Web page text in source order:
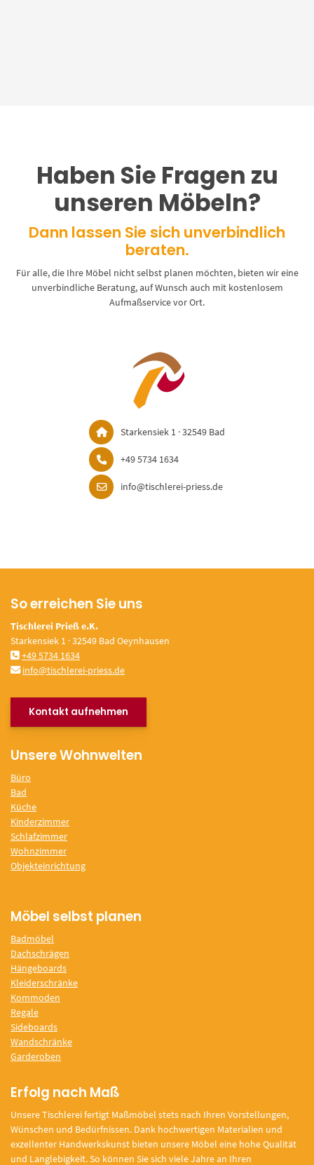
Haben Sie Fragen zu
unseren Möbeln?
Dann lassen Sie sich unverbindlich
beraten.
Für alle, die Ihre Möbel nicht selbst planen möchten, bieten wir eine
unverbindliche Beratung, auf Wunsch auch mit kostenlosem
Aufmaßservice vor Ort.
Starkensiek 1 · 32549 Bad
+49 5734 1634
info@tischlerei-priess.de
So erreichen Sie uns
Tischlerei Prieß e.K.
Starkensiek 1 · 32549 Bad Oeynhausen
+49 5734 1634
info@tischlerei-priess.de
Kontakt aufnehmen
Unsere Wohnwelten
Büro
Bad
Küche
Kinderzimmer
Schlafzimmer
Wohnzimmer
Objekteinrichtung
Möbel selbst planen
Badmöbel
Dachschrägen
Hängeboards
Kleiderschränke
Kommoden
Regale
Sideboards
Wandschränke
Garderoben
Erfolg nach Maß
Unsere Tischlerei fertigt Maßmöbel stets nach Ihren Vorstellungen,
Wünschen und Bedürfnissen. Dank hochwertigen Materialien und
exzellenter Handwerkskunst bieten unsere Möbel eine hohe Qualität
und Langlebigkeit. So können Sie sich viele Jahre an Ihren